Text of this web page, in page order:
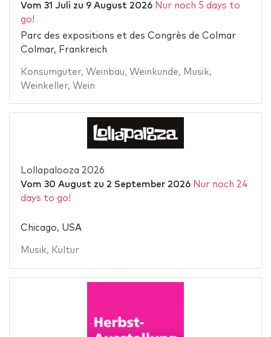
Vom 31 Juli zu 9 August 2026 Nur noch 5 days to
go!
Parc des expositions et des Congrès de Colmar
Colmar, Frankreich
Konsumgüter, Weinbau, Weinkunde, Musik,
Weinkeller, Wein
Lollapalooza 2026
Vom 30 Augustzu 2 September 2026 Nur noch 24
days to go!
Chicago, USA
Musik, Kultur